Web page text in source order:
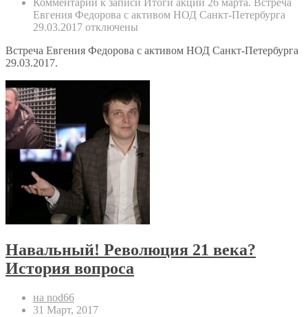
Комментарии к записи Итоги акции 26 марта. Встреча
Евгения Федорова с активом НОД Санкт-Петербурга
29.03.2017 отключены
Встреча Евгения Федорова с активом НОД Санкт-Петербурга
29.03.2017.
Навальный! Революция 21 века?
История вопроса
на nod66
31 Март, 2017